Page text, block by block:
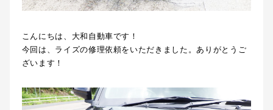
こんにちは、大和自動車です！
今回は、ライズの修理依頼をいただきました。ありがとうご
ざいます！